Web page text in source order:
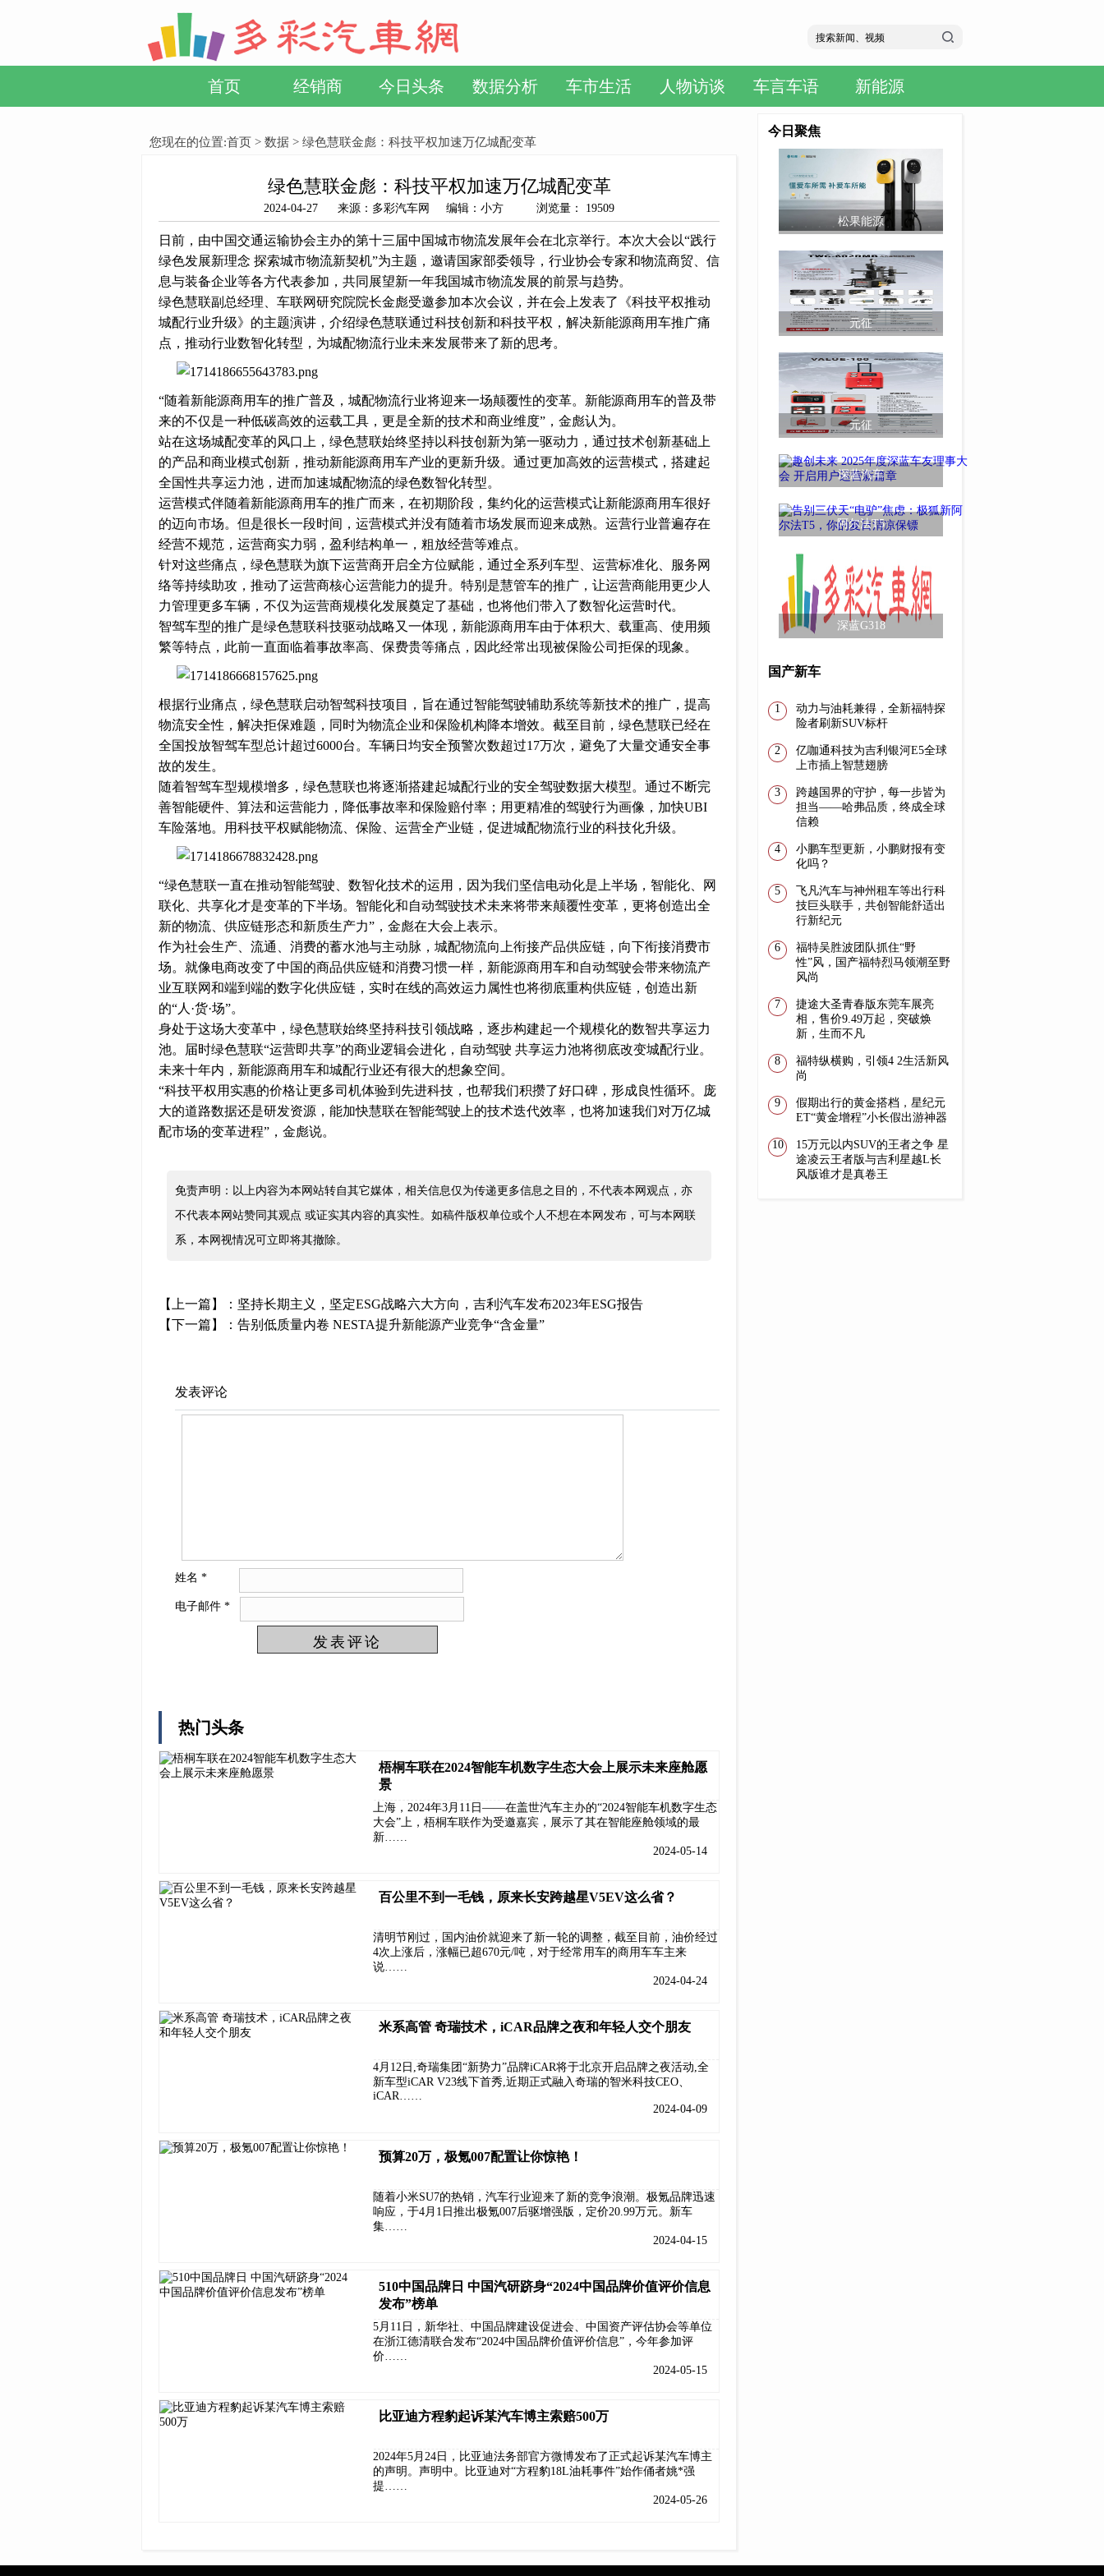
首页 经销商 今日头条 数据分析 车市生活 人物访谈 车言车语 新能源
您现在的位置:首页 > 数据 > 绿色慧联金彪：科技平权加速万亿城配变革
绿色慧联金彪：科技平权加速万亿城配变革
2024-04-27 来源：多彩汽车网 编辑：小方 浏览量： 19509
日前，由中国交通运输协会主办的第十三届中国城市物流发展年会在北京举行。本次大会以“践行
绿色发展新理念 探索城市物流新契机”为主题，邀请国家部委领导，行业协会专家和物流商贸、信
息与装备企业等各方代表参加，共同展望新一年我国城市物流发展的前景与趋势。
绿色慧联副总经理、车联网研究院院长金彪受邀参加本次会议，并在会上发表了《科技平权推动
城配行业升级》的主题演讲，介绍绿色慧联通过科技创新和科技平权，解决新能源商用车推广痛
点，推动行业数智化转型，为城配物流行业未来发展带来了新的思考。
“随着新能源商用车的推广普及，城配物流行业将迎来一场颠覆性的变革。新能源商用车的普及带
来的不仅是一种低碳高效的运载工具，更是全新的技术和商业维度”，金彪认为。
站在这场城配变革的风口上，绿色慧联始终坚持以科技创新为第一驱动力，通过技术创新基础上
的产品和商业模式创新，推动新能源商用车产业的更新升级。通过更加高效的运营模式，搭建起
全国性共享运力池，进而加速城配物流的绿色数智化转型。
运营模式伴随着新能源商用车的推广而来，在初期阶段，集约化的运营模式让新能源商用车很好
的迈向市场。但是很长一段时间，运营模式并没有随着市场发展而迎来成熟。运营行业普遍存在
经营不规范，运营商实力弱，盈利结构单一，粗放经营等难点。
针对这些痛点，绿色慧联为旗下运营商开启全方位赋能，通过全系列车型、运营标准化、服务网
络等持续助攻，推动了运营商核心运营能力的提升。特别是慧管车的推广，让运营商能用更少人
力管理更多车辆，不仅为运营商规模化发展奠定了基础，也将他们带入了数智化运营时代。
智驾车型的推广是绿色慧联科技驱动战略又一体现，新能源商用车由于体积大、载重高、使用频
繁等特点，此前一直面临着事故率高、保费贵等痛点，因此经常出现被保险公司拒保的现象。
根据行业痛点，绿色慧联启动智驾科技项目，旨在通过智能驾驶辅助系统等新技术的推广，提高
物流安全性，解决拒保难题，同时为物流企业和保险机构降本增效。截至目前，绿色慧联已经在
全国投放智驾车型总计超过6000台。车辆日均安全预警次数超过17万次，避免了大量交通安全事
故的发生。
随着智驾车型规模增多，绿色慧联也将逐渐搭建起城配行业的安全驾驶数据大模型。通过不断完
善智能硬件、算法和运营能力，降低事故率和保险赔付率；用更精准的驾驶行为画像，加快UBI
车险落地。用科技平权赋能物流、保险、运营全产业链，促进城配物流行业的科技化升级。
“绿色慧联一直在推动智能驾驶、数智化技术的运用，因为我们坚信电动化是上半场，智能化、网
联化、共享化才是变革的下半场。智能化和自动驾驶技术未来将带来颠覆性变革，更将创造出全
新的物流、供应链形态和新质生产力”，金彪在大会上表示。
作为社会生产、流通、消费的蓄水池与主动脉，城配物流向上衔接产品供应链，向下衔接消费市
场。就像电商改变了中国的商品供应链和消费习惯一样，新能源商用车和自动驾驶会带来物流产
业互联网和端到端的数字化供应链，实时在线的高效运力属性也将彻底重构供应链，创造出新
的“人·货·场”。
身处于这场大变革中，绿色慧联始终坚持科技引领战略，逐步构建起一个规模化的数智共享运力
池。届时绿色慧联“运营即共享”的商业逻辑会进化，自动驾驶 共享运力池将彻底改变城配行业。
未来十年内，新能源商用车和城配行业还有很大的想象空间。
“科技平权用实惠的价格让更多司机体验到先进科技，也帮我们积攒了好口碑，形成良性循环。庞
大的道路数据还是研发资源，能加快慧联在智能驾驶上的技术迭代效率，也将加速我们对万亿城
配市场的变革进程”，金彪说。
免责声明：以上内容为本网站转自其它媒体，相关信息仅为传递更多信息之目的，不代表本网观点，亦
不代表本网站赞同其观点 或证实其内容的真实性。如稿件版权单位或个人不想在本网发布，可与本网联
系，本网视情况可立即将其撤除。
【上一篇】： 坚持长期主义，坚定ESG战略六大方向，吉利汽车发布2023年ESG报告
【下一篇】： 告别低质量内卷 NESTA提升新能源产业竞争“含金量”
发表评论
姓名 *
电子邮件 *
热门头条
梧桐车联在2024智能车机数字生态大会上展示未来座舱愿
景
上海，2024年3月11日——在盖世汽车主办的“2024智能车机数字生态
大会”上，梧桐车联作为受邀嘉宾，展示了其在智能座舱领域的最
新……
2024-05-14
百公里不到一毛钱，原来长安跨越星V5EV这么省？
清明节刚过，国内油价就迎来了新一轮的调整，截至目前，油价经过
4次上涨后，涨幅已超670元/吨，对于经常用车的商用车车主来
说……
2024-04-24
米系高管 奇瑞技术，iCAR品牌之夜和年轻人交个朋友
4月12日,奇瑞集团“新势力”品牌iCAR将于北京开启品牌之夜活动,全
新车型iCAR V23线下首秀,近期正式融入奇瑞的智米科技CEO、
iCAR……
2024-04-09
预算20万，极氪007配置让你惊艳！
随着小米SU7的热销，汽车行业迎来了新的竞争浪潮。极氪品牌迅速
响应，于4月1日推出极氪007后驱增强版，定价20.99万元。新车
集……
2024-04-15
510中国品牌日 中国汽研跻身“2024中国品牌价值评价信息
发布”榜单
5月11日，新华社、中国品牌建设促进会、中国资产评估协会等单位
在浙江德清联合发布“2024中国品牌价值评价信息”，今年参加评
价……
2024-05-15
比亚迪方程豹起诉某汽车博主索赔500万
2024年5月24日，比亚迪法务部官方微博发布了正式起诉某汽车博主
的声明。声明中。比亚迪对“方程豹18L油耗事件”始作俑者姚*强
提……
2024-05-26
今日聚焦
松果能源
元征
元征
深蓝汽车
阿尔法T5
深蓝G318
国产新车
动力与油耗兼得，全新福特探
险者刷新SUV标杆
亿咖通科技为吉利银河E5全球
上市插上智慧翅膀
跨越国界的守护，每一步皆为
担当——哈弗品质，终成全球
信赖
小鹏车型更新，小鹏财报有变
化吗？
飞凡汽车与神州租车等出行科
技巨头联手，共创智能舒适出
行新纪元
福特吴胜波团队抓住“野
性”风，国产福特烈马领潮至野
风尚
捷途大圣青春版东莞车展亮
相，售价9.49万起，突破焕
新，生而不凡
福特纵横购，引领4 2生活新风
尚
假期出行的黄金搭档，星纪元
ET“黄金增程”小长假出游神器
15万元以内SUV的王者之争 星
途凌云王者版与吉利星越L长
风版谁才是真卷王